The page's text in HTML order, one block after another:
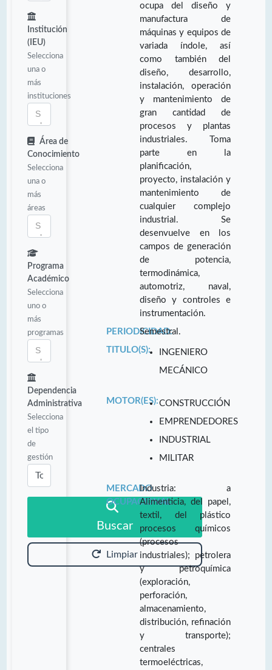
Institución
(IEU)
Selecciona
una o
más
instituciones
Área de
Conocimiento
Selecciona
una o
más
áreas
Programa
Académico
Selecciona
uno o
más
programas
Dependencia
Administrativa
Selecciona
el tipo
de
gestión
Buscar
Limpiar
ocupa del diseño y
manufactura de
máquinas y equipos de
variada índole, así
como también del
diseño, desarrollo,
instalación, operación
y mantenimiento de
gran cantidad de
procesos y plantas
industriales. Toma
parte en la
planificación,
proyecto, instalación y
mantenimiento de
cualquier complejo
industrial. Se
desenvuelve en los
campos de generación
de potencia,
termodinámica,
automotriz, naval,
diseño y controles e
instrumentación.
PERIODICIDAD:
Semestral.
TITULO(S):
INGENIERO
MECÁNICO
MOTOR(ES):CONSTRUCCIÓN
EMPRENDEDORES
INDUSTRIAL
MILITAR
MERCADO
OCUPACIONAL:
Industria: a
Alimenticia, del papel,
textil, del plástico
procesos químicos
(procesos
industriales); petrolera
y petroquímica
(exploración,
perforación,
almacenamiento,
distribución, refinación
y transporte);
centrales
termoeléctricas,